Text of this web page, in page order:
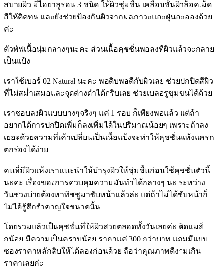
สบายผิว มีไฮยาลูรอน 3 ชนิด ให้ผิวชุ่มชื้น เคลือบชั้นผิวล็อคเม็ด
สีให้ติดทน และยังช่วยป้องกันผิวจากมลภาวะและฝุ่นละอองด้วย
ค่ะ
ตัวพัฟเนื้อนุ่มกลางๆนะคะ ส่วนเนื้อคุชชั่นพอลงที่ผิวแล้วจะกลาย
เป็นแป้ง
เราใช้เบอร์ 02 Natural นะคะ พอดิบพอดีกับผิวเลย ช่วยปกปิดสีผิว
ที่ไม่สม่ำเสมอและจุดด่างดำได้กริบเลย ช่วยเบลอรูขุมขนได้ด้วย
เราชอบลงผิวแบบบางๆจริงๆ แค่ 1 รอบ ก็เพียงพอแล้ว แต่ถ้า
อยากได้การปกปิดเพิ่มก็ลงเพิ่มได้ในปริมาณน้อยๆ เพราะถ้าลง
เยอะด้วยความที่เค้าเปลี่ยนเป็นเนื้อแป้งจะทำให้คุชชั่นแห้งแครก
ตกร่องได้ง่าย
คนที่มีผิวแห้งเราแนะนำให้บำรุงผิวให้ชุ่มชื้นก่อนใช้คุชชั่นตัวนี้
นะคะ เรื่องของการควบคุมความมันทำได้กลางๆ นะ ระหว่าง
วันช่วงบ่ายต้องหาทิชชูมาซับหน้าแล้วล่ะ แต่ถ้าไม่ได้ซับหน้าก็
ไม่ได้รู้สึกรำคาญใจขนาดนั้น
โดยรวมแล้วเป็นคุชชั่นที่ให้ผิวสวยตลอดทั้งวันเลยค่ะ ติดแมส์
กน้อย มีความเป็นคราบน้อย ราคาแค่ 300 กว่าบาท แถมมีแบบ
ซองราคาหลักสิบให้ได้ลองก่อนด้วย ถือว่าคุณภาพดีงามเกิน
ราคาเลยค่ะ